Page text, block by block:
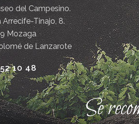
del Campesino.
Arrecife-Tinajo, 8.
Mozaga
de Lanzarote
10 48
Se